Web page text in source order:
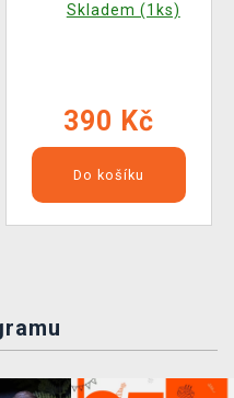
Skladem (1ks)
390 Kč
Do košíku